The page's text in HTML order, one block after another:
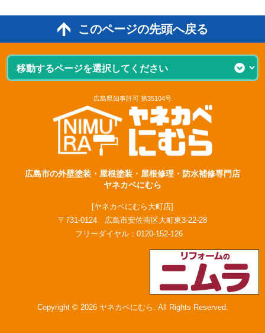
このページの先頭へ戻る
広島県知事許可 第35104号
広島市の外壁塗装・屋根塗装・屋根修理・防水補修専門店
ヤネカベにむら
[ヤネカベにむら大町店]
〒731-0124 広島市安佐南区大町東3-22-28
フリーダイヤル： 0120-152-126
Copyright © 2026 ヤネカベにむら. All Rights Reserved.